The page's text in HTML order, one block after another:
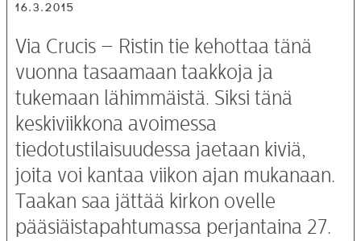
16.3.2015
Via Crucis – Ristin tie kehottaa tänä
vuonna tasaamaan taakkoja ja
tukemaan lähimmäistä. Siksi tänä
keskiviikkona avoimessa
tiedotustilaisuudessa jaetaan kiviä,
joita voi kantaa viikon ajan mukanaan.
Taakan saa jättää kirkon ovelle
pääsiäistapahtumassa perjantaina 27.